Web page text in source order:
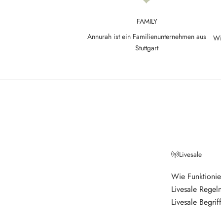
FAMILY
Annurah ist ein Familienunternehmen aus
Stuttgart
Livesale
Wie
Livesale
Livesale
s